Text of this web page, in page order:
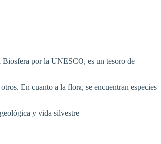
por la UNESCO, es un tesoro de
En cuanto a la flora, se encuentran especies
y vida silvestre.